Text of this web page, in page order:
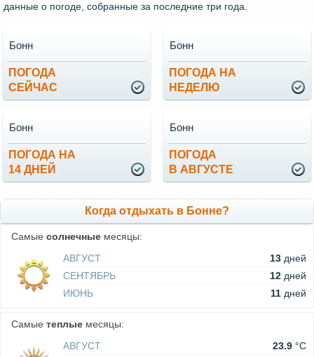
данные о погоде, собранные за последние три года.
ПОГОДА
СЕЙЧАС
Бонн
ПОГОДА НА
НЕДЕЛЮ
Бонн
ПОГОДА НА
14 ДНЕЙ
Бонн
ПОГОДА
В АВГУСТЕ
Бонн
Когда отдыхать в Бонне?
Самые солнечные месяцы:
АВГУСТ
13 дней
СЕНТЯБРЬ
12 дней
ИЮНЬ
11 дней
Самые теплые месяцы:
АВГУСТ
23.9 °C